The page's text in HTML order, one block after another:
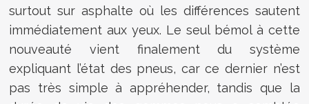
surtout sur asphalte où les différences sautent
immédiatement aux yeux. Le seul bémol à cette
nouveauté vient finalement du système
expliquant l’état des pneus, car ce dernier n’est
pas très simple à appréhender, tandis que la